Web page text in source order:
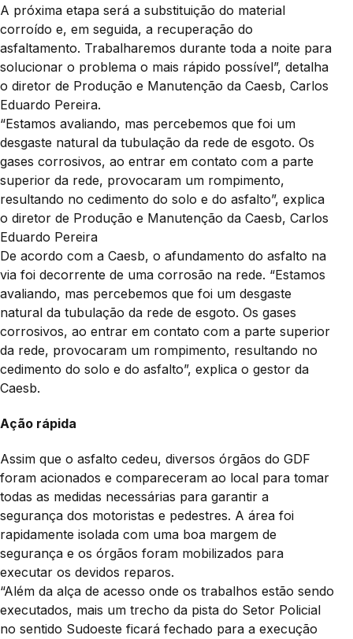
A próxima etapa será a substituição do material
corroído e, em seguida, a recuperação do
asfaltamento. Trabalharemos durante toda a noite para
solucionar o problema o mais rápido possível”, detalha
o diretor de Produção e Manutenção da Caesb, Carlos
Eduardo Pereira.
“Estamos avaliando, mas percebemos que foi um
desgaste natural da tubulação da rede de esgoto. Os
gases corrosivos, ao entrar em contato com a parte
superior da rede, provocaram um rompimento,
resultando no cedimento do solo e do asfalto”, explica
o diretor de Produção e Manutenção da Caesb, Carlos
Eduardo Pereira
De acordo com a Caesb, o afundamento do asfalto na
via foi decorrente de uma corrosão na rede. “Estamos
avaliando, mas percebemos que foi um desgaste
natural da tubulação da rede de esgoto. Os gases
corrosivos, ao entrar em contato com a parte superior
da rede, provocaram um rompimento, resultando no
cedimento do solo e do asfalto”, explica o gestor da
Caesb.
Ação rápida
Assim que o asfalto cedeu, diversos órgãos do GDF
foram acionados e compareceram ao local para tomar
todas as medidas necessárias para garantir a
segurança dos motoristas e pedestres. A área foi
rapidamente isolada com uma boa margem de
segurança e os órgãos foram mobilizados para
executar os devidos reparos.
“Além da alça de acesso onde os trabalhos estão sendo
executados, mais um trecho da pista do Setor Policial
no sentido Sudoeste ficará fechado para a execução